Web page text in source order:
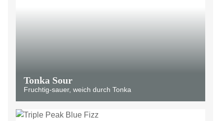
Tonka Sour
Fruchtig-sauer, weich durch Tonka